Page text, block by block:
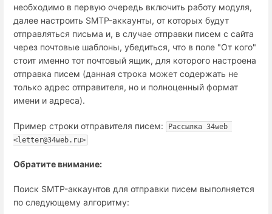
необходимо в первую очередь включить работу модуля,
далее настроить SMTP-аккаунты, от которых будут
отправляться письма и, в случае отправки писем с сайта
через почтовые шаблоны, убедиться, что в поле "От кого"
стоит именно тот почтовый ящик, для которого настроена
отправка писем (данная строка может содержать не
только адрес отправителя, но и полноценный формат
имени и адреса).
Пример строки отправителя писем:
Рассылка 34web
<letter@34web.ru>
Обратите внимание:
Поиск SMTP-аккаунтов для отправки писем выполняется
по следующему алгоритму: